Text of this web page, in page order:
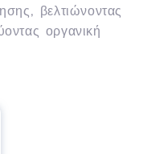
βελτιώνοντας
οργανική